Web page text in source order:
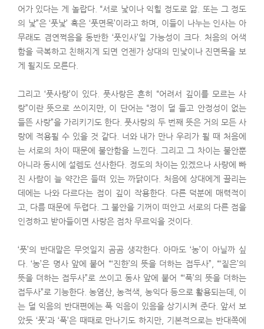
어가 있다는 게 놀랍다. “서로 낯이나 익힐 정도로 앎. 또는 그 정도
의 낯”은 ‘풋낯’ 혹은 ‘풋면목’이라고 하며, 이들이 나누는 인사는 아
무래도 겸연쩍음을 동반한 ‘풋인사’일 가능성이 크다. 처음의 어색
함을 극복하고 친해지게 되면 언젠가 상대의 민낯이나 진면목을 보
게 될지도 모른다.
그리고 ‘풋사랑’이 있다. 풋사랑은 흔히 “어려서 깊이를 모르는 사
랑”이란 뜻으로 쓰이지만, 이 단어는 “정이 덜 들고 안정성이 없는
들뜬 사랑”을 가리키기도 한다. 풋사랑의 두 번째 뜻은 거의 모든 사
랑에 적용될 수 있을 것 같다. 너와 내가 만나 우리가 될 때 처음에
는 서로의 차이 때문에 불안함을 느낀다. 그리고 그 차이는 불안뿐
아니라 동시에 설렘도 선사한다. 정도의 차이는 있겠으나 사랑에 빠
진 사람이 늘 약간은 들떠 있는 까닭이다. 처음에 상대에게 끌리는
데에는 나와 다르다는 점이 깊이 작용한다. 다른 덕분에 매력적이
고, 다름 때문에 두렵다. 그 불안을 기꺼이 떠안고 서로의 다른 점을
인정하고 받아들이면 사랑은 점차 무르익을 것이다.
‘풋’의 반대말은 무엇일지 곰곰 생각한다. 아마도 ‘농’이 아닐까 싶
다. ‘농’은 명사 앞에 붙어 “‘진한’의 뜻을 더하는 접두사”, “‘짙은’의
뜻을 더하는 접두사”로 쓰이고 동사 앞에 붙어 “‘푹’의 뜻을 더하는
접두사”로 기능한다. 농염산, 농적색, 농익다 등으로 활용되는데, 이
는 덜 익음의 반대편에는 푹 익음이 있음을 상기시켜 준다. 앞서 보
았듯 ‘풋’과 ‘푹’은 때때로 만나기도 하지만, 기본적으로는 반대쪽에